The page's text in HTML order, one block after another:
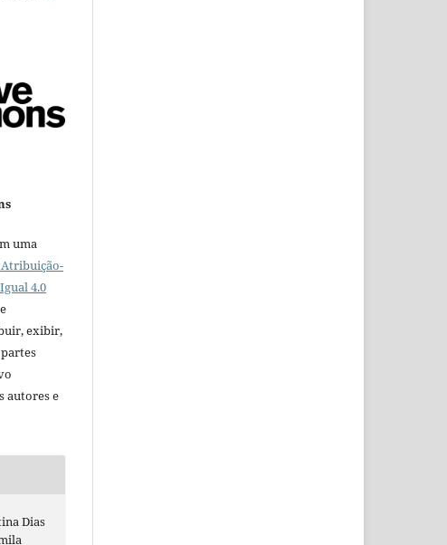
uma
4.0
exibir,
autores e
Dias